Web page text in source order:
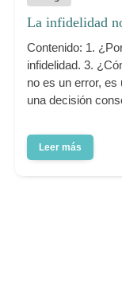
La infidelidad
Contenido: 1.
infidelidad. 3.
no es un error, es
una decisión
Leer más